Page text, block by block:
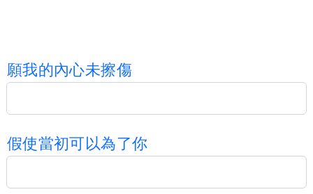
願我的內心未擦傷
假使當初可以為了你